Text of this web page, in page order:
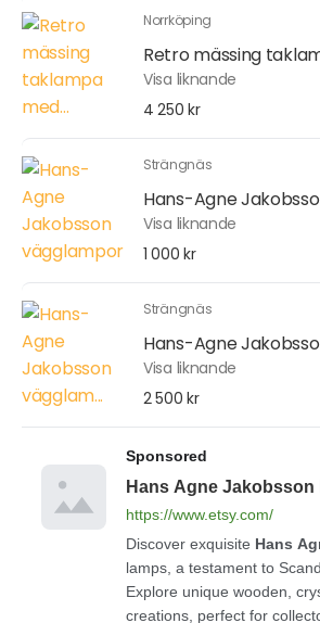
Norrköping
Retro mässing
Visa liknande
4 250 kr
Strängnäs
Hans-Agne
Visa liknande
1 000 kr
Strängnäs
Hans-Agne
Visa liknande
2 500 kr